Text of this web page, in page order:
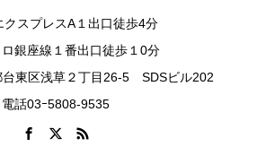
クスプレスA１出口徒歩4分
銀座線１番出口徒歩１0分
東区浅草２丁目26-5 SDSビル202
電話03ｰ5808-9535